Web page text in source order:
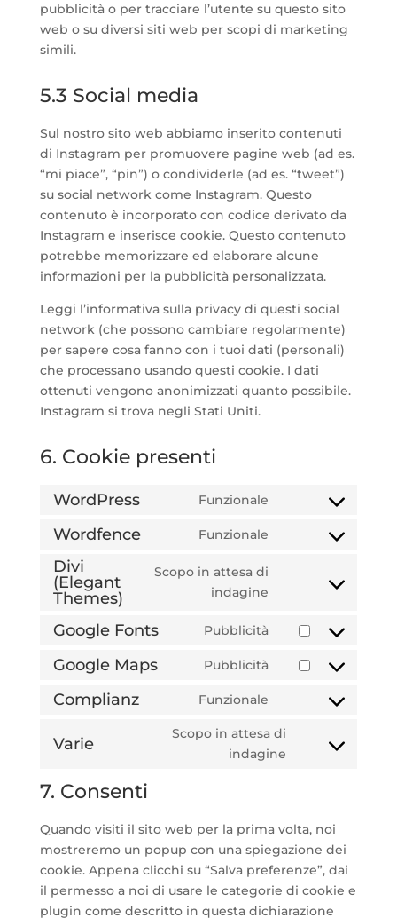
pubblicità o per tracciare l’utente su questo sito
web o su diversi siti web per scopi di marketing
simili.
5.3 Social media
Sul nostro sito web abbiamo inserito contenuti
di Instagram per promuovere pagine web (ad es.
“mi piace”, “pin”) o condividerle (ad es. “tweet”)
su social network come Instagram. Questo
contenuto è incorporato con codice derivato da
Instagram e inserisce cookie. Questo contenuto
potrebbe memorizzare ed elaborare alcune
informazioni per la pubblicità personalizzata.
Leggi l’informativa sulla privacy di questi social
network (che possono cambiare regolarmente)
per sapere cosa fanno con i tuoi dati (personali)
che processano usando questi cookie. I dati
ottenuti vengono anonimizzati quanto possibile.
Instagram si trova negli Stati Uniti.
6. Cookie presenti
WordPress Funzionale
Consent
Wordfence Funzionale
Consent
Divi
(Elegant
Themes)
Scopo in attesa di
indagine
Consent
service
(elegant-
themes)
Google Fonts Pubblicità
Consent
google-
Google Maps Pubblicità
Consent
google-
maps
Complianz Funzionale
Consent
to
service
Varie
Scopo in attesa di
indagine
Consent
7. Consenti
Quando visiti il sito web per la prima volta, noi
mostreremo un popup con una spiegazione dei
cookie. Appena clicchi su “Salva preferenze”, dai
il permesso a noi di usare le categorie di cookie e
plugin come descritto in questa dichiarazione